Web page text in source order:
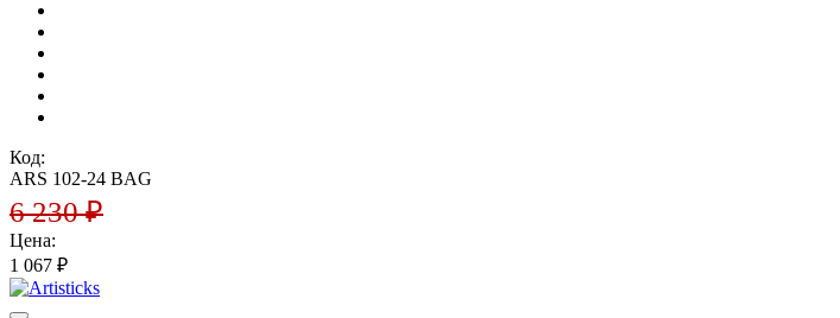
Код:
ARS 102-24 BAG
6 230₽
Цена:
1 067 ₽